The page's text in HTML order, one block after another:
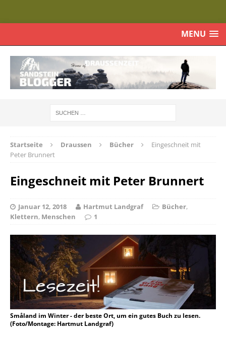
MENU
Startseite Draussen Bücher
Eingeschneit mit
Peter Brunnert
Eingeschneit mit Peter Brunnert
Januar 12, 2018 Hartmut Landgraf Bücher,
Klettern, Menschen 1
Småland im Winter - der beste Ort, um ein gutes Buch zu lesen.
(Foto/Montage: Hartmut Landgraf)